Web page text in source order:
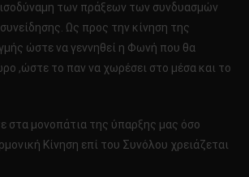
ισοδύναμη των πράξεων των συνδυασμών
Ως προς την κίνηση της
ώστε να γεννηθεί η Φωνή που θα
,ώστε το παν να χωρέσει στο μέσα και το
στα μονοπάτια της ύπαρξης μας όσο
Κίνηση επί του Συνόλου χρειάζεται